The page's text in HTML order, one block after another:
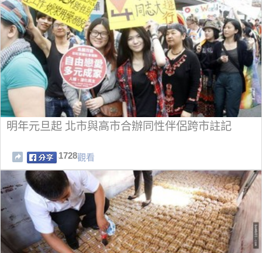
明年元旦起 北市與高市合辦同性伴侶跨市註記
1728觀看